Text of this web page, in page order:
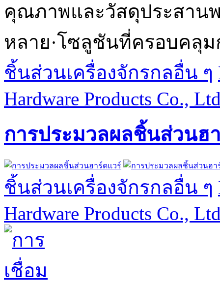
คุณภาพและวัสดุประสาน
หลาย·โซลูชันที่ครอบคลุ
ชิ้นส่วนเครื่องจักรกลอื่น ๆ
Hardware Products Co.,
การประมวลผลชิ้นส่วนฮ
ชิ้นส่วนเครื่องจักรกลอื่น ๆ
Hardware Products Co.,